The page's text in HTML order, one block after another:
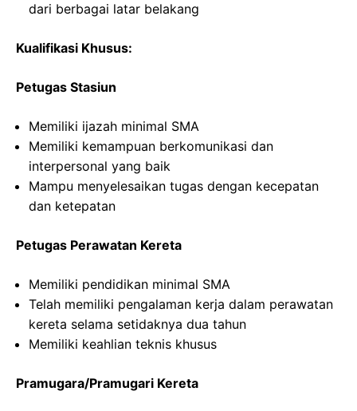
dari berbagai latar belakang
Kualifikasi Khusus:
Petugas Stasiun
Memiliki ijazah minimal SMA
Memiliki kemampuan berkomunikasi dan
interpersonal yang baik
Mampu menyelesaikan tugas dengan kecepatan
dan ketepatan
Petugas Perawatan Kereta
Memiliki pendidikan minimal SMA
Telah memiliki pengalaman kerja dalam perawatan
kereta selama setidaknya dua tahun
Memiliki keahlian teknis khusus
Pramugara/Pramugari Kereta